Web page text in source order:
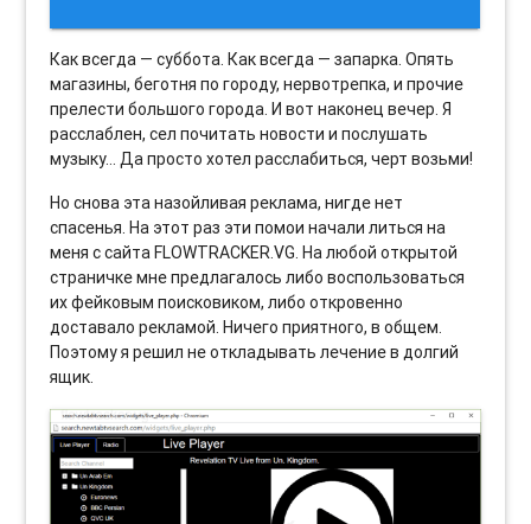
Как всегда — суббота. Как всегда — запарка. Опять
магазины, беготня по городу, нервотрепка, и прочие
прелести большого города. И вот наконец вечер. Я
расслаблен, сел почитать новости и послушать
музыку… Да просто хотел расслабиться, черт возьми!
Но снова эта назойливая реклама, нигде нет
спасенья. На этот раз эти помои начали литься на
меня с сайта FLOWTRACKER.VG. На любой открытой
страничке мне предлагалось либо воспользоваться
их фейковым поисковиком, либо откровенно
доставало рекламой. Ничего приятного, в общем.
Поэтому я решил не откладывать лечение в долгий
ящик.